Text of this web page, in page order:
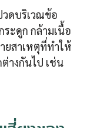
ดบริเวณข้อ
ะดูก กล้ามเนื้อ
ยสาเหตุที่ทำให้
างกันไป เช่น